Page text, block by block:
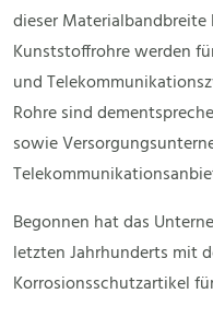
dieser
Kunststoffrohre werden
und
Rohre sind
sowie
Begonnen hat das
letzten Jahrhunderts mit
Korrosionsschutzartikel